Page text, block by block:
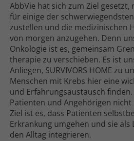
AbbVie hat sich zum Ziel
für einige der
zu­stellen und die medizinischen
von morgen anzugehen. Denn
Onkologie ist es, gemeinsam
therapie zu verschieben. Es ist
Anliegen, SURVIVORS HOME zu
Menschen mit Krebs hier eine
und Erfahrungs­austausch
Patienten und Ange­hörigen
Ziel ist es, dass Patienten
Erkrankung umgehen und sie als
den Alltag integrieren.